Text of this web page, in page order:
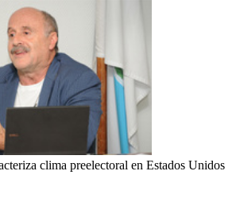
clima preelectoral en Estados Unidos